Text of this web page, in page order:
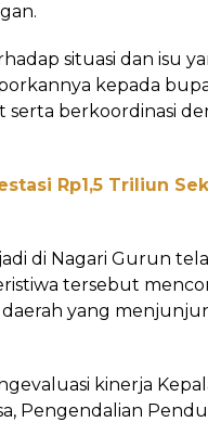
situasi dan isu
kepada
serta berkoordinasi
Rp1,5 Triliun
di Nagari Gurun
tersebut
yang
kinerja
Pengendalian